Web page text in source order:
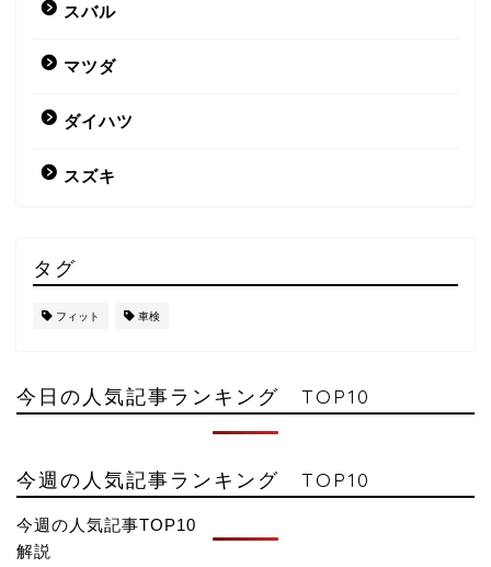
スバル
マツダ
ダイハツ
スズキ
タグ
フィット 車検
今日の人気記事ランキング TOP10
今週の人気記事ランキング TOP10
今週の人気記事TOP10
解説